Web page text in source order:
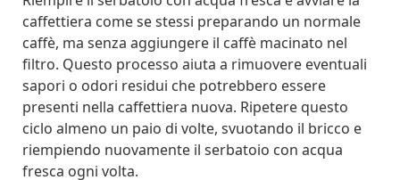
caffettiera come se stessi preparando un normale
caffè, ma senza aggiungere il caffè macinato nel
filtro. Questo processo aiuta a rimuovere eventuali
sapori o odori residui che potrebbero essere
presenti nella caffettiera nuova. Ripetere questo
ciclo almeno un paio di volte, svuotando il bricco e
riempiendo nuovamente il serbatoio con acqua
fresca ogni volta.